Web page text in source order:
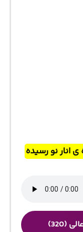
انار نو رسیده
(320)